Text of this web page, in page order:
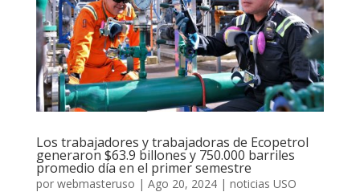
Los trabajadores y trabajadoras de Ecopetrol
generaron $63.9 billones y 750.000 barriles
promedio día en el primer semestre
por webmasteruso | Ago 20, 2024| noticias USO